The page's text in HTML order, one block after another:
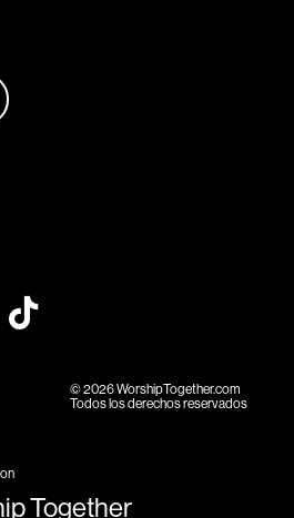
© 2026 WorshipTogether.com
Todos los derechos reservados
Together